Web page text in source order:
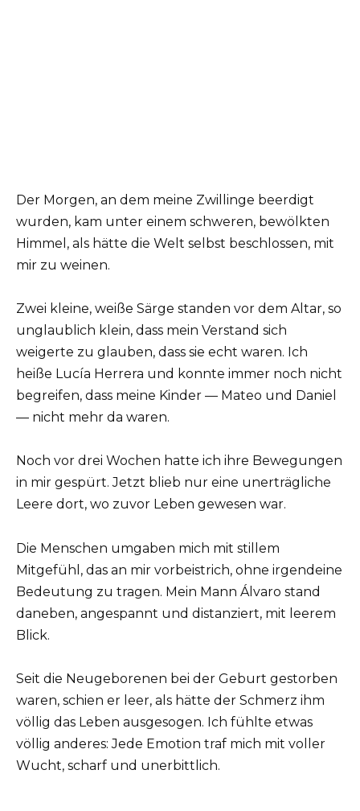
Der Morgen, an dem meine Zwillinge beerdigt
wurden, kam unter einem schweren, bewölkten
Himmel, als hätte die Welt selbst beschlossen, mit
mir zu weinen.
Zwei kleine, weiße Särge standen vor dem Altar, so
unglaublich klein, dass mein Verstand sich
weigerte zu glauben, dass sie echt waren. Ich
heiße Lucía Herrera und konnte immer noch nicht
begreifen, dass meine Kinder — Mateo und Daniel
— nicht mehr da waren.
Noch vor drei Wochen hatte ich ihre Bewegungen
in mir gespürt. Jetzt blieb nur eine unerträgliche
Leere dort, wo zuvor Leben gewesen war.
Die Menschen umgaben mich mit stillem
Mitgefühl, das an mir vorbeistrich, ohne irgendeine
Bedeutung zu tragen. Mein Mann Álvaro stand
daneben, angespannt und distanziert, mit leerem
Blick.
Seit die Neugeborenen bei der Geburt gestorben
waren, schien er leer, als hätte der Schmerz ihm
völlig das Leben ausgesogen. Ich fühlte etwas
völlig anderes: Jede Emotion traf mich mit voller
Wucht, scharf und unerbittlich.